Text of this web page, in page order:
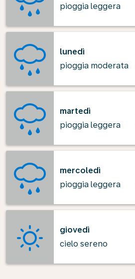
pioggia leggera
lunedì
pioggia moderata
martedì
pioggia leggera
mercoledì
pioggia leggera
giovedì
cielo sereno